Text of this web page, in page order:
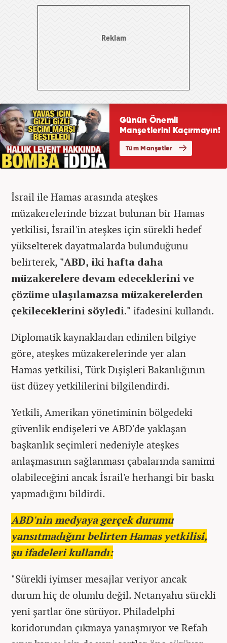
İsrail ile Hamas arasında ateşkes
müzakerelerinde bizzat bulunan bir Hamas
yetkilisi, İsrail'in ateşkes için sürekli hedef
yükselterek dayatmalarda bulunduğunu
belirterek, "ABD, iki hafta daha
müzakerelere devam edeceklerini ve
çözüme ulaşılamazsa müzakerelerden
çekileceklerini söyledi." ifadesini kullandı.
Diplomatik kaynaklardan edinilen bilgiye
göre, ateşkes müzakerelerinde yer alan
Hamas yetkilisi, Türk Dışişleri Bakanlığının
üst düzey yetkililerini bilgilendirdi.
Yetkili, Amerikan yönetiminin bölgedeki
güvenlik endişeleri ve ABD'de yaklaşan
başkanlık seçimleri nedeniyle ateşkes
anlaşmasının sağlanması çabalarında samimi
olabileceğini ancak İsrail'e herhangi bir baskı
yapmadığını bildirdi.
ABD'nin medyaya gerçek durumu
yansıtmadığını belirten Hamas yetkilisi,
şu ifadeleri kullandı:
"Sürekli iyimser mesajlar veriyor ancak
durum hiç de olumlu değil. Netanyahu sürekli
yeni şartlar öne sürüyor. Philadelphi
koridorundan çıkmaya yanaşmıyor ve Refah